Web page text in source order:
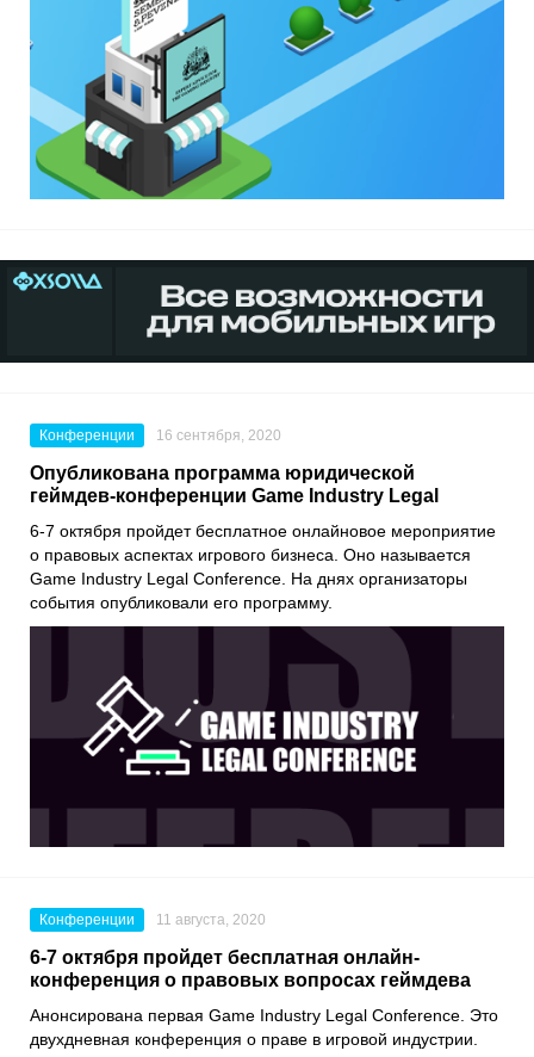
Конференции 16 сентября, 2020
Опубликована программа юридической
геймдев-конференции Game Industry Legal
6-7 октября пройдет бесплатное онлайновое мероприятие
о правовых аспектах игрового бизнеса. Оно называется
Game Industry Legal Conference . На днях организаторы
события опубликовали его программу.
Конференции 11 августа, 2020
6-7 октября пройдет бесплатная онлайн-
конференция о правовых вопросах геймдева
Анонсирована первая Game Industry Legal Conference. Это
двухдневная конференция о праве в игровой индустрии.